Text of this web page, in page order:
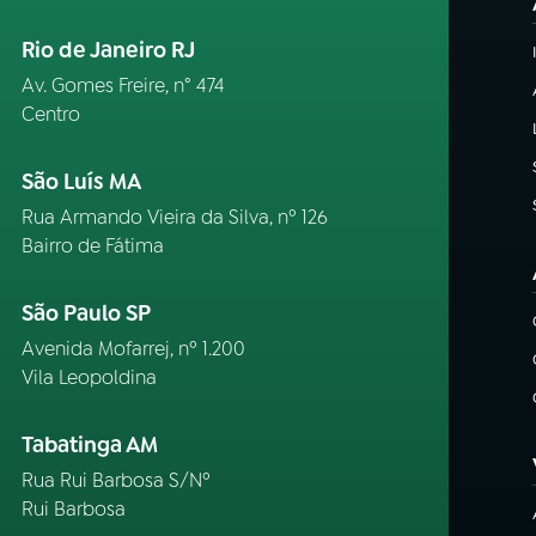
Rio de Janeiro RJ
Av. Gomes Freire, n° 474
Centro
São Luís MA
Rua Armando Vieira da Silva, nº 126
Bairro de Fátima
São Paulo SP
Avenida Mofarrej, nº 1.200
Vila Leopoldina
Tabatinga AM
Rua Rui Barbosa S/Nº
Rui Barbosa